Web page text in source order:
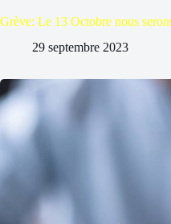
Grève: Le 13 Octobre nous
29 septembre 2023